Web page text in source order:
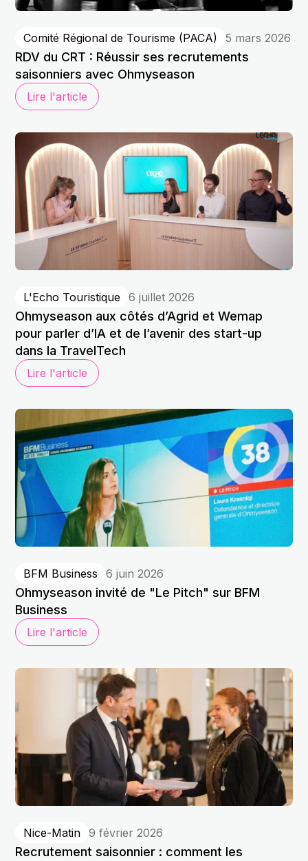
Comité Régional de Tourisme (PACA) 5 mars 2026
RDV du CRT : Réussir ses recrutements
saisonniers avec Ohmyseason
Lire l'article
L'Echo Touristique 6 juillet 2026
Ohmyseason aux côtés d’Agrid et Wemap
pour parler d’IA et de l’avenir des start-up
dans la TravelTech
Lire l'article
BFM Business 6 juin 2026
Ohmyseason invité de "Le Pitch" sur BFM
Business
Lire l'article
Nice-Matin 9 février 2026
Recrutement saisonnier : comment les